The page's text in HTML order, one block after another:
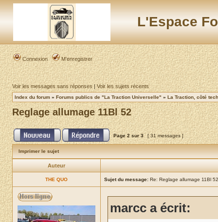
L'Espace
Connexion M’enregistrer
Voir les messages sans réponses|Voir les sujets récents
Index du forum » Forums publics de "La Traction Universelle" » La Traction, côté
Reglage allumage 11Bl 52
Page2sur3 [ 31 messages ]
Imprimer le sujet
Auteur
THE QUO Sujet du message: Re: Reglage allumage 11Bl 52
marcc a écrit: